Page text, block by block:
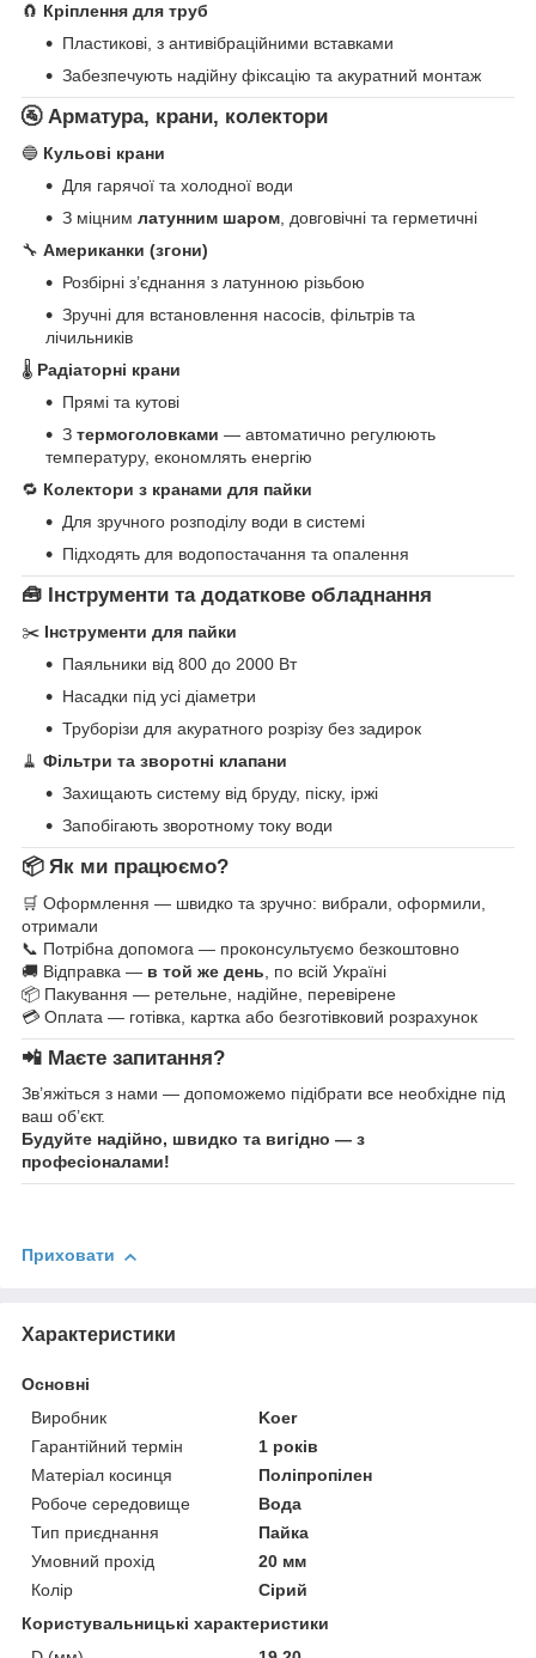
🧲 Кріплення для труб
Пластикові, з антивібраційними вставками
Забезпечують надійну фіксацію та акуратний монтаж
🚰 Арматура, крани, колектори
🔵 Кульові крани
Для гарячої та холодної води
З міцним латунним шаром, довговічні та герметичні
🔧 Американки (згони)
Розбірні з’єднання з латунною різьбою
Зручні для встановлення насосів, фільтрів та
лічильників
🌡 Радіаторні крани
Прямі та кутові
З термоголовками — автоматично регулюють
температуру, економлять енергію
🔁 Колектори з кранами для пайки
Для зручного розподілу води в системі
Підходять для водопостачання та опалення
🧰 Інструменти та додаткове обладнання
✂️ Інструменти для пайки
Паяльники від 800 до 2000 Вт
Насадки під усі діаметри
Труборізи для акуратного розрізу без задирок
🧹 Фільтри та зворотні клапани
Захищають систему від бруду, піску, іржі
Запобігають зворотному току води
📦 Як ми працюємо?
🛒 Оформлення — швидко та зручно: вибрали, оформили,
отримали
📞 Потрібна допомога — проконсультуємо безкоштовно
🚚 Відправка — в той же день , по всій Україні
📦 Пакування — ретельне, надійне, перевірене
💳 Оплата — готівка, картка або безготівковий розрахунок
📲 Маєте запитання?
Зв’яжіться з нами — допоможемо підібрати все необхідне під
ваш об’єкт.
Будуйте надійно, швидко та вигідно — з
професіоналами!
Приховати
Характеристики
Основні
Виробник
Koer
Гарантійний термін
1 років
Матеріал косинця
Поліпропілен
Робоче середовище
Вода
Тип приєднання
Пайка
Умовний прохід
20 мм
Колір
Сірий
Користувальницькі характеристики